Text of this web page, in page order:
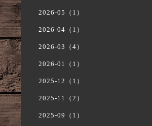
2026-05（1）
2026-04（1）
2026-03（4）
2026-01（1）
2025-12（1）
2025-11（2）
2025-09（1）